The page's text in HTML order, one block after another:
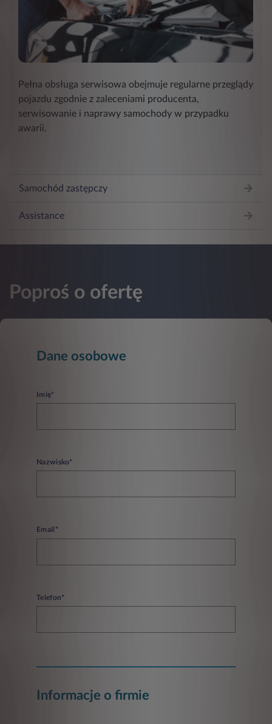
Pełna obsługa serwisowa obejmuje regularne przeglądy
pojazdu zgodnie z zaleceniami producenta,
serwisowanie i naprawy samochody w przypadku
awarii.
Samochód zastępczy
Assistance
Poproś o ofertę
Dane osobowe
Imię*
Nazwisko*
Email*
Telefon*
Informacje o firmie